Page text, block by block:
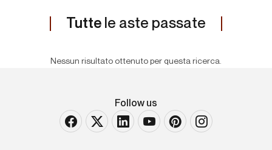
Tutte le aste passate
Nessun risultato ottenuto per questa ricerca.
Follow us